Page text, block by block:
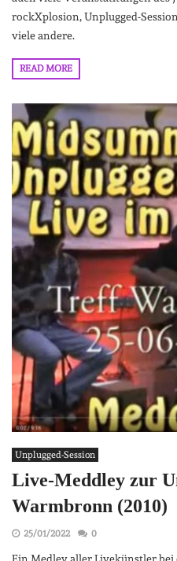
rockXplosion, Unplugged-
viele andere.
READ MORE
Unplugged-Session
Live-Meddley zur
Warmbronn (2010)
25/01/2022 0